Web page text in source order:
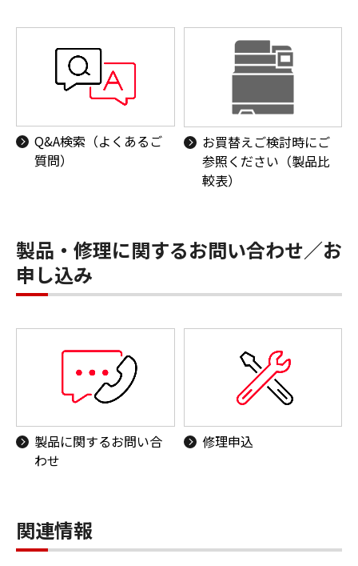
Q&A検索（よくあるご
質問）
お買替えご検討時にご
参照ください（製品比
較表）
製品・修理に関するお問い合わせ／お
申し込み
製品に関するお問い合
わせ
修理申込
関連情報